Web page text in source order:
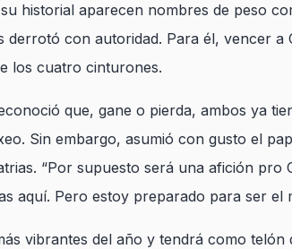
historial aparecen nombres de peso
derrotó con autoridad. Para él, vencer a
los cuatro cinturones.
que, gane o pierda, ambos ya
Sin embargo, asumió con gusto el
“Por supuesto será una afición pro
aquí. Pero estoy preparado para ser el
vibrantes del año y tendrá como